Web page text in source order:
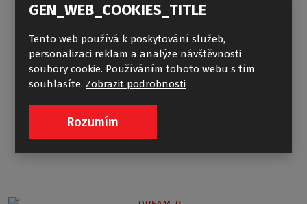
ALOHA-P (PROJECT LINE)
GEN_WEB_COOKIES_TITLE
Tento web používá k poskytování služeb,
personalizaci reklam a analýze návštěvnosti
soubory cookie. Používáním tohoto webu s tím
souhlasíte.Zobrazit podrobnosti
Rozumím